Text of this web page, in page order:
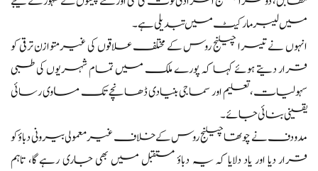
میں لیبر مارکیٹ میں تبدیلی ہے۔
انہوں نے تیسرا چیلنج روس کے مختلف علاقوں کی غیرمتوازن ترقی کو
قرار دیتے ہوئے کہا کہ پورے ملک میں تمام شہریوں کی طبی
سہولیات، تعلیم اور سماجی بنیادی ڈھانچے تک مساوی رسائی
یقینی بنائی جائے۔
مدودف نے چوتھا چیلنج روس کے خلاف غیرمعمولی بیرونی دباؤ کو
قرار دیا اور یاد دلایا کہ یہ دباؤ مستقبل میں بھی جاری رہے گا، تاہم